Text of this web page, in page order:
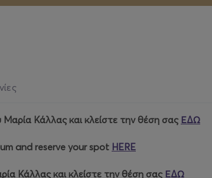
Κάλλας και κλείστε την θέση σας ΕΔΩ
and reserve your spot HERE
Κάλλας και κλείστε την θέση σας ΕΔΩ